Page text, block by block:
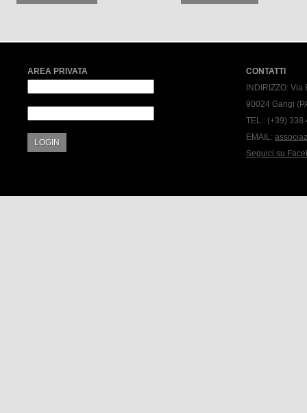
AREA PRIVATA
LOGIN
CONTATTI
INDIRIZZO: Via
90024 Gangi
TEL.: (+39) 338
EMAIL:
Seguici su